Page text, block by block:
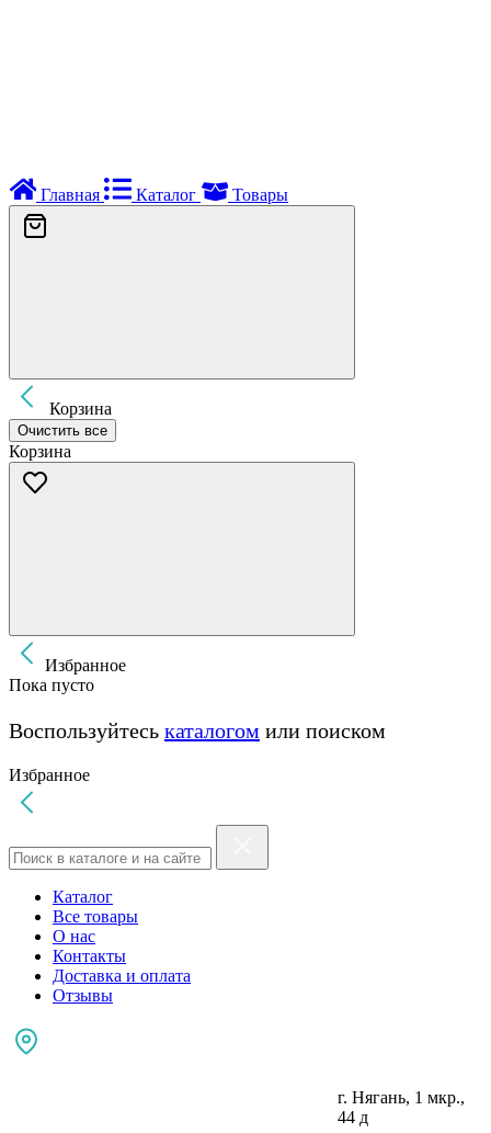
Главная Каталог Товары
Корзина
Очистить все
Корзина
Избранное
Пока пусто
Воспользуйтесь каталогом или поиском
Избранное
Каталог
Все товары
О нас
Контакты
Доставка и оплата
Отзывы
г. Нягань, 1 мкр.,
44 д